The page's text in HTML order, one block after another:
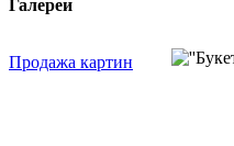
Галереи
Продажа картин